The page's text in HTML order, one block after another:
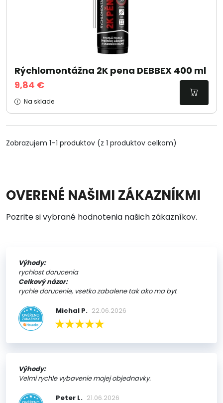
Rýchlomontážna 2K pena DEBBEX 400 ml
9,84 €
Na sklade
Zobrazujem 1–1 produktov (z 1 produktov celkom)
OVERENÉ NAŠIMI ZÁKAZNÍKMI
Pozrite si vybrané hodnotenia našich zákazníkov.
Výhody:
rychlost dorucenia
Celkový názor:
rychle dorucenie, vsetko zabalene tak ako ma byt
Michal P. 22.06.2026
Výhody:
Velmi rychle vybavenie mojej objednavky.
Peter L. 21.06.2026